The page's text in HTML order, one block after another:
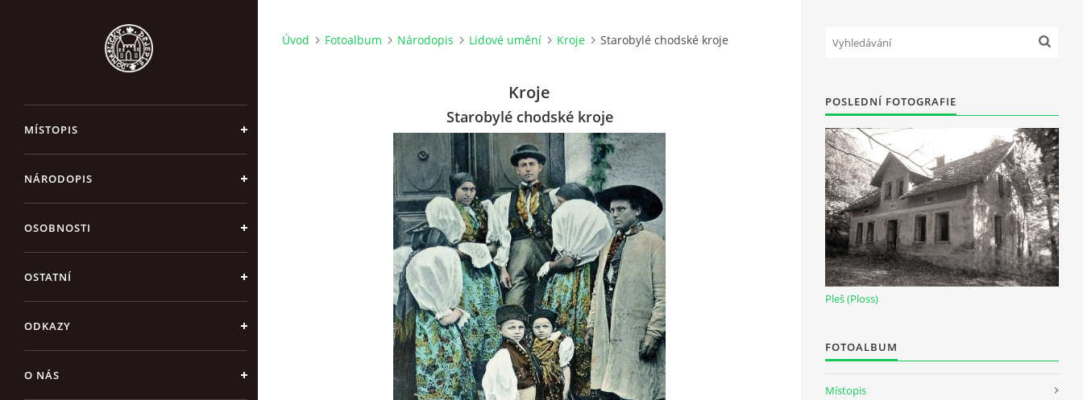
MÍSTOPIS
NÁRODOPIS
OSOBNOSTI
OSTATNÍ
ODKAZY
O NÁS
Úvod Fotoalbum Národopis Lidové umění Kroje Starobylé chodské kroje
Kroje
Starobylé chodské kroje
POSLEDNÍ FOTOGRAFIE
Pleš (Ploss)
FOTOALBUM
Místopis